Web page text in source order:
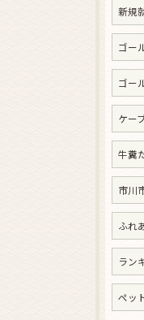
新規
ゴー
ゴー
ケー
牛糞
市川
ふれ
ラン
ペッ